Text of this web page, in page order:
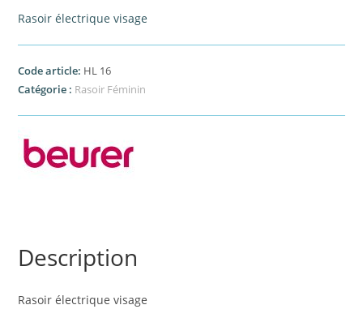
Rasoir électrique visage
Code article: HL 16
Catégorie : Rasoir Féminin
Description
Rasoir électrique visage